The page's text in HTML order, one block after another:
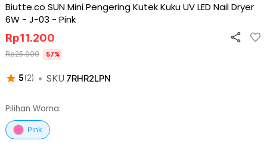
Biutte.co SUN Mini Pengering Kutek Kuku UV LED Nail Dryer
6W - J-03 - Pink
5(2) • SKU 7RHR2LPN
Rp11.200
Rp25.900 57%
Pilihan Warna:
Pink